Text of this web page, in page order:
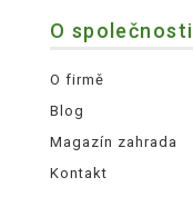
O společnosti
O firmě
Blog
Magazín zahrada
Kontakt